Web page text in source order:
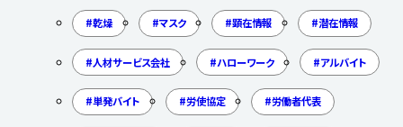
乾燥 マスク 顕在情報 潜在情報
人材サービス会社 ハローワーク アルバイト
単発バイト 労使協定 労働者代表